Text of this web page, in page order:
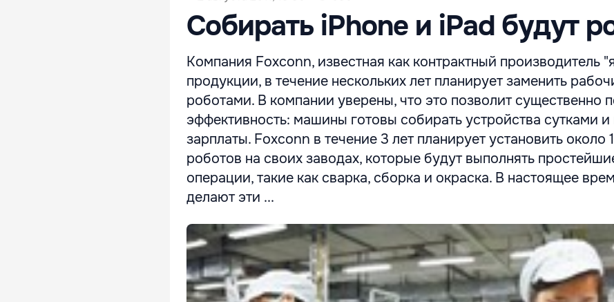
Собирать iPhone и iPad будут
Компания Foxconn, известная как контрактный производитель
продукции, в течение нескольких лет планирует заменить
роботами. В компании уверены, что это позволит существенно
эффективность: машины готовы собирать устройства сутками
зарплаты. Foxconn в течение 3 лет планирует установить около
роботов на своих заводах, которые будут выполнять
операции, такие как сварка, сборка и окраска. В настоящее
делают эти ...